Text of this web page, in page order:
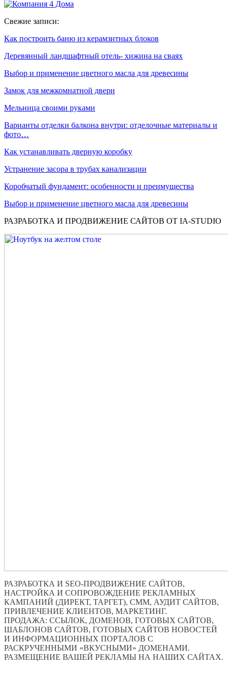
Свежие записи:
Как построить баню из керамзитных блоков
Деревянный ландшафтный отель- хижина на сваях
Выбор и применение цветного масла для древесины
Замок для межкомнатной двери
Мельница своими руками
Варианты отделки балкона внутри: отделочные материалы и
фото…
Как устанавливать дверную коробку
Устранение засора в трубах канализации
Коробчатый фундамент: особенности и преимущества
Выбор и применение цветного масла для древесины
РАЗРАБОТКА И ПРОДВИЖЕНИЕ САЙТОВ ОТ IA-STUDIO
РАЗРАБОТКА И SEO-ПРОДВИЖЕНИЕ САЙТОВ,
НАСТРОЙКА И СОПРОВОЖДЕНИЕ РЕКЛАМНЫХ
КАМПАНИЙ (ДИРЕКТ, ТАРГЕТ), СММ, АУДИТ САЙТОВ,
ПРИВЛЕЧЕНИЕ КЛИЕНТОВ, МАРКЕТИНГ.
ПРОДАЖА: ССЫЛОК, ДОМЕНОВ, ГОТОВЫХ САЙТОВ,
ШАБЛОНОВ САЙТОВ, ГОТОВЫХ САЙТОВ НОВОСТЕЙ
И ИНФОРМАЦИОННЫХ ПОРТАЛОВ С
РАСКРУЧЕННЫМИ «ВКУСНЫМИ» ДОМЕНАМИ.
РАЗМЕЩЕНИЕ ВАШЕЙ РЕКЛАМЫ НА НАШИХ САЙТАХ.